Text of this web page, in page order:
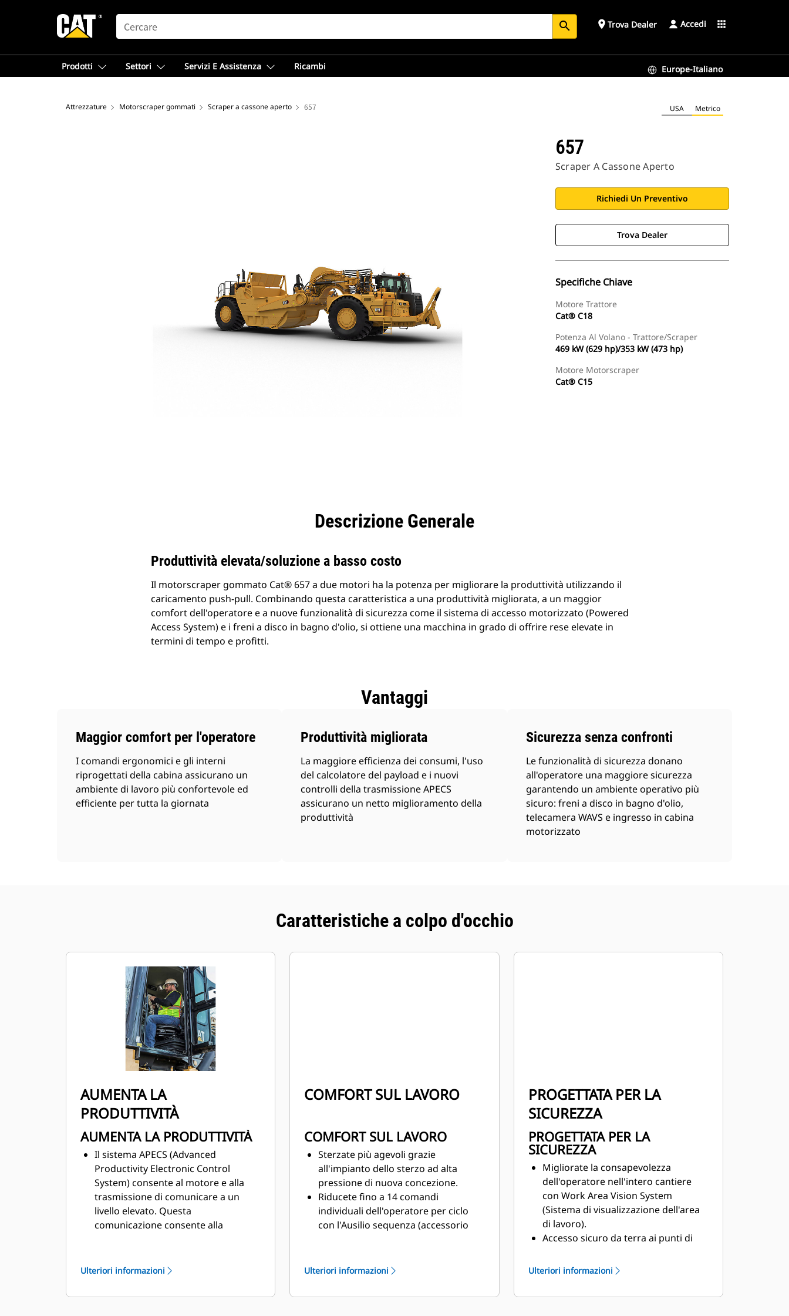
SEARCH search place Trova Dealer Accedi apps
Prodotti Settori Servizi E Assistenza Ricambi Europe-Italiano
Attrezzature Motorscraper gommati Scraper a cassone aperto 657 USA Metrico
657
Scraper A Cassone Aperto
Richiedi Un Preventivo
Trova Dealer
Specifiche Chiave
Motore Trattore
Cat® C18
Potenza Al Volano - Trattore/scraper
469 kW (629 hp)/353 kW (473 hp)
Motore Motorscraper
Cat® C15
Descrizione Generale
Produttività elevata/soluzione a basso costo
Il motorscraper gommato Cat® 657 a due motori ha la potenza per migliorare la produttività utilizzando il
caricamento push-pull. Combinando questa caratteristica a una produttività migliorata, a un maggior
comfort dell'operatore e a nuove funzionalità di sicurezza come il sistema di accesso motorizzato (Powered
Access System) e i freni a disco in bagno d'olio, si ottiene una macchina in grado di offrire rese elevate in
termini di tempo e profitti.
Vantaggi
Maggior comfort per l'operatore
I comandi ergonomici e gli interni
riprogettati della cabina assicurano un
ambiente di lavoro più confortevole ed
efficiente per tutta la giornata
Produttività migliorata
La maggiore efficienza dei consumi, l'uso
del calcolatore del payload e i nuovi
controlli della trasmissione APECS
assicurano un netto miglioramento della
produttività
Sicurezza senza confronti
Le funzionalità di sicurezza donano
all'operatore una maggiore sicurezza
garantendo un ambiente operativo più
sicuro: freni a disco in bagno d'olio,
telecamera WAVS e ingresso in cabina
motorizzato
Caratteristiche a colpo d'occhio
AUMENTA LA
PRODUTTIVITÀ
AUMENTA LA PRODUTTIVITÀ
Il sistema APECS (Advanced
Productivity Electronic Control
System) consente al motore e alla
trasmissione di comunicare a un
livello elevato. Questa
comunicazione consente alla
produce. Il risultato netto è una
materiale.
Ulteriori informazioni
COMFORT SUL LAVORO
COMFORT SUL LAVORO
Sterzate più agevoli grazie
all'impianto dello sterzo ad alta
pressione di nuova concezione.
Riducete fino a 14 comandi
individuali dell'operatore per ciclo
con l'Ausilio sequenza (accessorio
interni e l'ambiente di lavoro più
ampia del 21% rispetto alla cabina
Ulteriori informazioni
PROGETTATA PER LA
SICUREZZA
PROGETTATA PER LA
SICUREZZA
Migliorate la consapevolezza
dell'operatore nell'intero cantiere
con Work Area Vision System
(Sistema di visualizzazione dell'area
di lavoro).
Accesso sicuro da terra ai punti di
manutenzione giornaliera.
fornisce avvisi visivi e acustici
Ulteriori informazioni